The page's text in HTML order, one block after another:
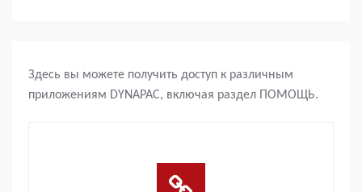
Здесь вы можете получить доступ к различным
приложениям DYNAPAC, включая раздел ПОМОЩЬ.